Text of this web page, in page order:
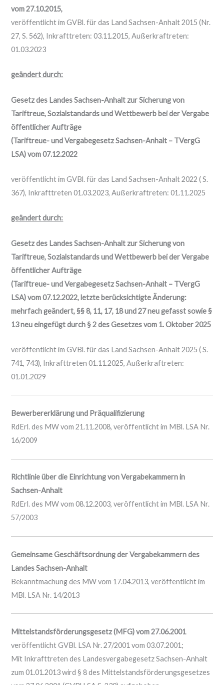
vom 27.10.2015,
veröffentlicht im GVBl. für das Land Sachsen-Anhalt 2015 (Nr.
27, S. 562), Inkrafttreten: 03.11.2015, Außerkraftreten:
01.03.2023
geändert durch:
Gesetz des Landes Sachsen-Anhalt zur Sicherung von
Tariftreue, Sozialstandards und Wettbewerb bei der Vergabe
öffentlicher Aufträge
(Tariftreue- und Vergabegesetz Sachsen-Anhalt – TVergG
LSA) vom 07.12.2022
veröffentlicht im GVBl. für das Land Sachsen-Anhalt 2022 ( S.
367), Inkrafttreten 01.03.2023, Außerkraftreten: 01.11.2025
geändert durch:
Gesetz des Landes Sachsen-Anhalt zur Sicherung von
Tariftreue, Sozialstandards und Wettbewerb bei der Vergabe
öffentlicher Aufträge
(Tariftreue- und Vergabegesetz Sachsen-Anhalt – TVergG
LSA) vom 07.12.2022, letzte berücksichtigte Änderung:
mehrfach geändert, §§ 8, 11, 17, 18 und 27 neu gefasst sowie §
13 neu eingefügt durch § 2 des Gesetzes vom 1. Oktober 2025
veröffentlicht im GVBl. für das Land Sachsen-Anhalt 2025 ( S.
741, 743), Inkrafttreten 01.11.2025, Außerkraftreten:
01.01.2029
Bewerbererklärung und Präqualifizierung
RdErl. des MW vom 21.11.2008, veröffentlicht im MBl. LSA Nr.
16/2009
Richtlinie über die Einrichtung von Vergabekammern in
Sachsen-Anhalt
RdErl. des MW vom 08.12.2003, veröffentlicht im MBl. LSA Nr.
57/2003
Gemeinsame Geschäftsordnung der Vergabekammern des
Landes Sachsen-Anhalt
Bekanntmachung des MW vom 17.04.2013, veröffentlicht im
MBl. LSA Nr. 14/2013
Mittelstandsförderungsgesetz (MFG) vom 27.06.2001
veröffentlicht GVBl. LSA Nr. 27/2001 vom 03.07.2001;
Mit Inkrafttreten des Landesvergabegesetz Sachsen-Anhalt
zum 01.01.2013 wird § 8 des Mittelstandsförderungsgesetzes